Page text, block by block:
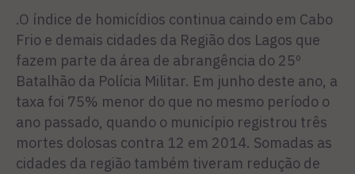
.O índice de homicídios continua caindo em Cabo
Frio e demais cidades da Região dos Lagos que
fazem parte da área de abrangência do 25º
Batalhão da Polícia Militar. Em junho deste ano, a
taxa foi 75% menor do que no mesmo período o
ano passado, quando o município registrou três
mortes dolosas contra 12 em 2014. Somadas as
cidades da região também tiveram redução de